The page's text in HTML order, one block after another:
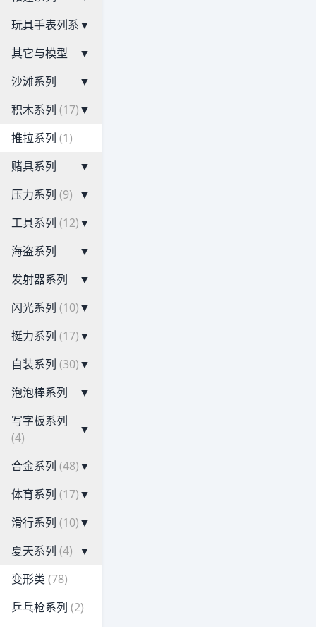
玩具手表列系▼
其它与模型
▼
沙滩系列
▼
积木系列 (17)▼
推拉系列 (1)
赌具系列
▼
压力系列 (9) ▼
工具系列 (12)▼
海盗系列
▼
发射器系列
▼
闪光系列 (10)▼
挺力系列 (17)▼
自装系列 (30)▼
泡泡棒系列
▼
写字板系列
(4)
▼
合金系列 (48)▼
体育系列 (17)▼
滑行系列 (10)▼
夏天系列 (4) ▼
变形类 (78)
乒乓枪系列 (2)